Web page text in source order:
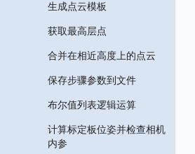
生成点云模板
获取最高层点
合并在相近高度上的点云
保存步骤参数到文件
布尔值列表逻辑运算
计算标定板位姿并检查相机
内参